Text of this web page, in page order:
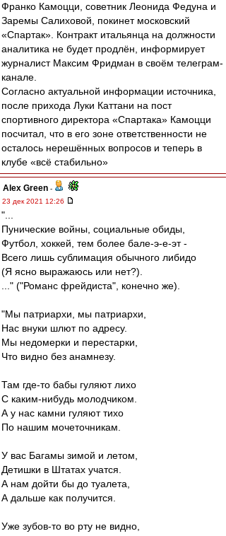
Франко Камоцци, советник Леонида Федуна и
Заремы Салиховой, покинет московский
«Спартак». Контракт итальянца на должности
аналитика не будет продлён, информирует
журналист Максим Фридман в своём телеграм-
канале.
Согласно актуальной информации источника,
после прихода Луки Каттани на пост
спортивного директора «Спартака» Камоцци
посчитал, что в его зоне ответственности не
осталось нерешённых вопросов и теперь в
клубе «всё стабильно»
Alex Green -
23 дек 2021 12:26
"...
Пунические войны, социальные обиды,
Футбол, хоккей, тем более бале-э-е-эт -
Всего лишь сублимация обычного либидо
(Я ясно выражаюсь или нет?).
..." ("Романс фрейдиста", конечно же).
"Мы патриархи, мы патриархи,
Нас внуки шлют по адресу.
Мы недомерки и перестарки,
Что видно без анамнезу.
Там где-то бабы гуляют лихо
С каким-нибудь молодчиком.
А у нас камни гуляют тихо
По нашим мочеточникам.
У вас Багамы зимой и летом,
Детишки в Штатах учатся.
А нам дойти бы до туалета,
А дальше как получится.
Уже зубов-то во рту не видно,